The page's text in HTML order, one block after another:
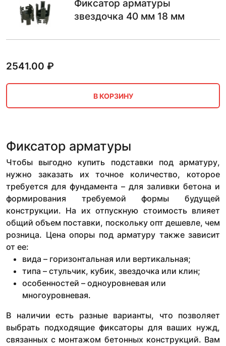
Фиксатор арматуры
звездочка 40 мм 18 мм
2541.00 ₽
В КОРЗИНУ
Фиксатор арматуры
Чтобы выгодно купить подставки под арматуру,
нужно заказать их точное количество, которое
требуется для фундамента – для заливки бетона и
формирования требуемой формы будущей
конструкции. На их отпускную стоимость влияет
общий объем поставки, поскольку опт дешевле, чем
розница. Цена опоры под арматуру также зависит
от ее:
вида – горизонтальная или вертикальная;
типа – стульчик, кубик, звездочка или клин;
особенностей – одноуровневая или
многоуровневая.
В наличии есть разные варианты, что позволяет
выбрать подходящие фиксаторы для ваших нужд,
связанных с монтажом бетонных конструкций. Вам